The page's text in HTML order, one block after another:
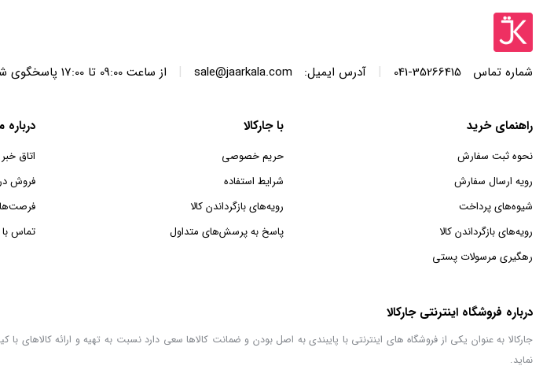
شماره تماس 35266415-041
| آدرس ایمیل: sale@jaarkala.com
| از ساعت 09:00 تا 17:00 پاسخگوی شما هستیم.
راهنمای خرید
نحوه ثبت سفارش
رویه ارسال سفارش
شیوه‌های پرداخت
رویه‌های بازگرداندن کالا
رهگیری مرسولات پستی
با جارکالا
حریم خصوصی
شرایط استفاده
رویه‌های بازگرداندن کالا
پاسخ به پرسش‌های متداول
درباره
اتاق خبر
فروش در
تماس با
درباره فروشگاه اینترنتی جارکالا
جارکالا به عنوان یکی از فروشگاه های اینترنتی با پایبندی به اصل بودن و ضمانت کالاها سعی دارد نسبت به تهیه و ارائه
نماید.